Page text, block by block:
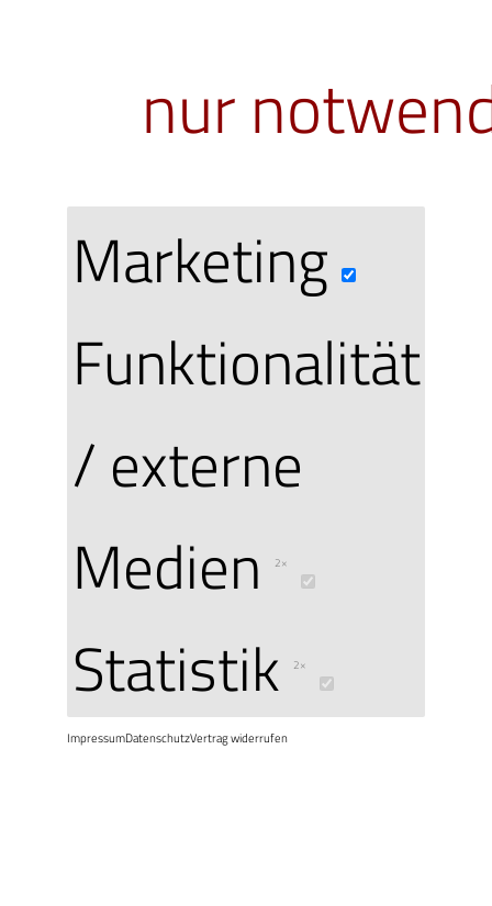
nur
Marketing
Funktionalität
/ externe
Medien
2×
Statistik 2×
ImpressumDatenschutzVertrag widerrufen